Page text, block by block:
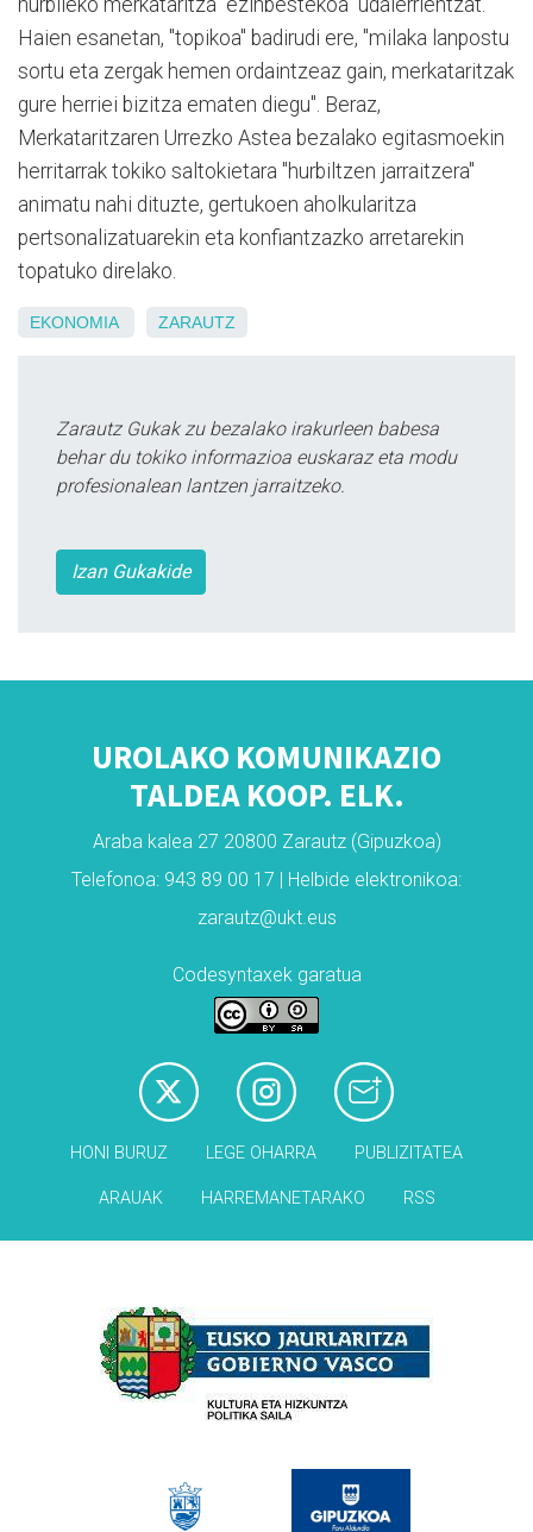
Haien esanetan, "topikoa" badirudi ere, "milaka lanpostu
sortu eta zergak hemen ordaintzeaz gain, merkataritzak
gure herriei bizitza ematen diegu". Beraz,
Merkataritzaren Urrezko Astea bezalako egitasmoekin
herritarrak tokiko saltokietara "hurbiltzen jarraitzera"
animatu nahi dituzte, gertukoen aholkularitza
pertsonalizatuarekin eta konfiantzazko arretarekin
topatuko direlako.
EKONOMIA ZARAUTZ
Zarautz Gukak zu bezalako irakurleen babesa
behar du tokiko informazioa euskaraz eta modu
profesionalean lantzen jarraitzeko.
Izan Gukakide
UROLAKO KOMUNIKAZIO
TALDEA KOOP. ELK.
Araba kalea 27 20800 Zarautz (Gipuzkoa)
Telefonoa: 943 89 00 17 | Helbide elektronikoa:
zarautz@ukt.eus
Codesyntaxek garatua
HONI BURUZ LEGE OHARRA PUBLIZITATEA
ARAUAK HARREMANETARAKO RSS